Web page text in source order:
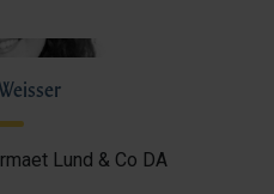
Lund & Co DA